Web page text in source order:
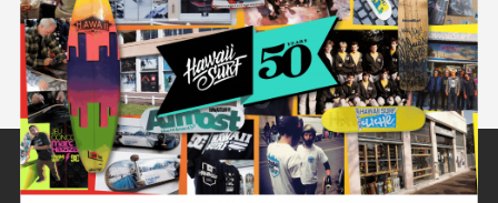
30 días
t:
Preguntas / Respuestas